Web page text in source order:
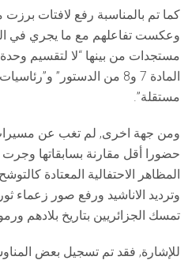
كما تم بالمناسبة رفع لافتات
وعكست تفاعلهم مع ما يجري في
مستجدات من بينها “لا لتقسيم
المادة 7 و8 من الدستور”
مستقلة”.
ومن جهة اخرى, لم تغب عن
حضورا أقل مقارنة بسابقاتها
المظاهر الاحتفالية المعتادة
وترديد الاناشيد ورفع صور زعماء
تمسك الجزائريين بتاريخ بلادهم
للإشارة, فقد تم تسجيل بعض